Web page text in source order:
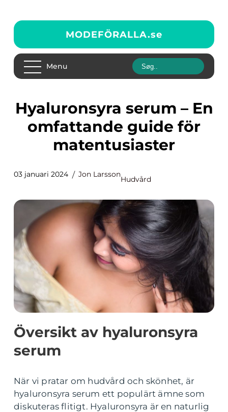
MODEFÖRALLA.se
Menu
Hyaluronsyra serum – En
omfattande guide för
matentusiaster
03 januari 2024 Jon Larsson
Hudvård
Översikt av hyaluronsyra
serum
När vi pratar om hudvård och skönhet, är
hyaluronsyra serum ett populärt ämne som
diskuteras flitigt. Hyaluronsyra är en naturlig